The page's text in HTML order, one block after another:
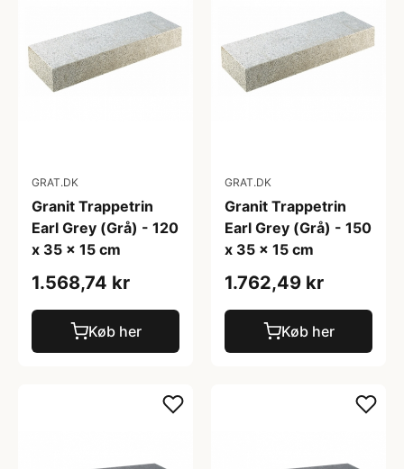
GRAT.DK
Granit Trappetrin
Earl Grey (Grå) - 120
x 35 x 15 cm
1.568,74 kr
Køb her
GRAT.DK
Granit Trappetrin
Earl Grey (Grå) - 150
x 35 x 15 cm
1.762,49 kr
Køb her